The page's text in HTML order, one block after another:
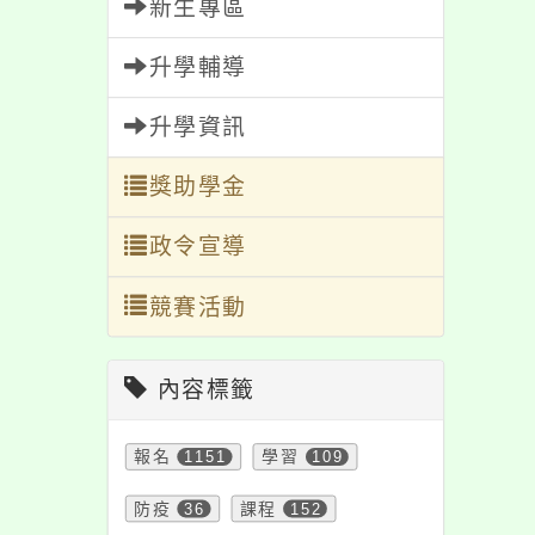
新生專區
升學輔導
升學資訊
獎助學金
政令宣導
競賽活動
內容標籤
報名 1151 學習 109
防疫 36 課程 152
活動」一案， 請鼓勵
所屬踴躍報名參加，
請查照。